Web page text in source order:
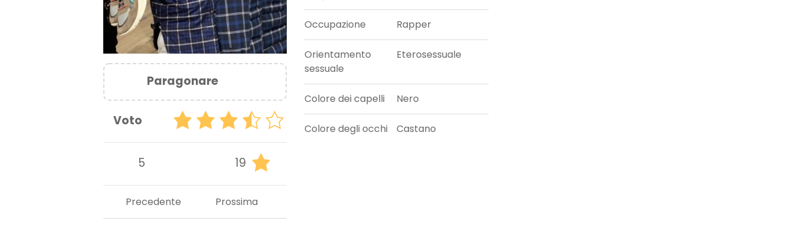
Paragonare
Voto
5 19
Prossima
Precedente
Occupazione Rapper
Orientamento
sessuale
Eterosessuale
Colore dei capelli Nero
Colore degli occhi Castano